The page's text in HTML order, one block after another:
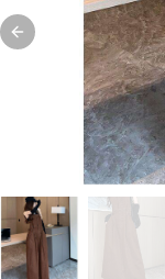
Previous slide